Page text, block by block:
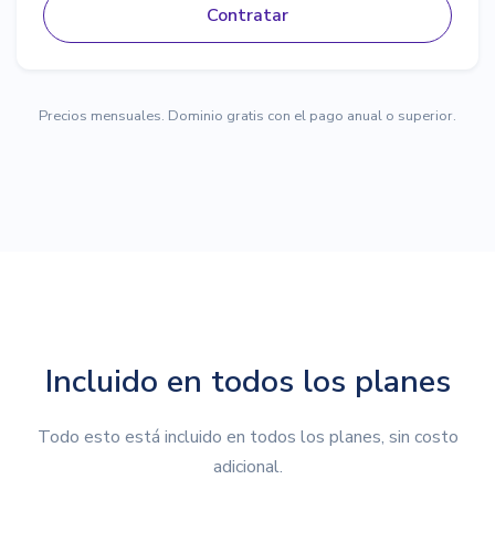
Contratar
Precios mensuales. Dominio gratis con el pago anual o superior.
Incluido en todos los planes
Todo esto está incluido en todos los planes, sin costo
adicional.